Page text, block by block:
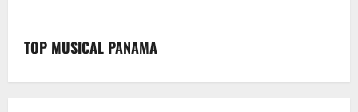
TOP MUSICAL PANAMA